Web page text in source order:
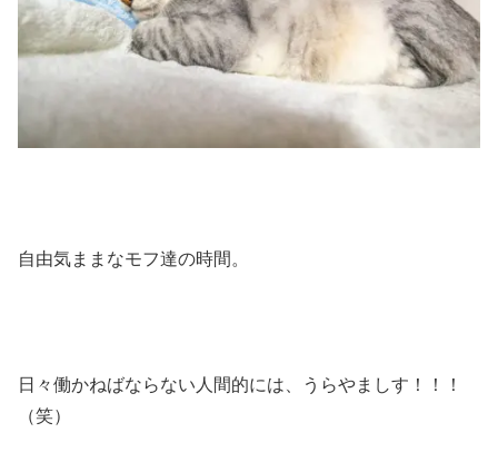
自由気ままなモフ達の時間。
日々働かねばならない人間的には、うらやましす！！！
（笑）